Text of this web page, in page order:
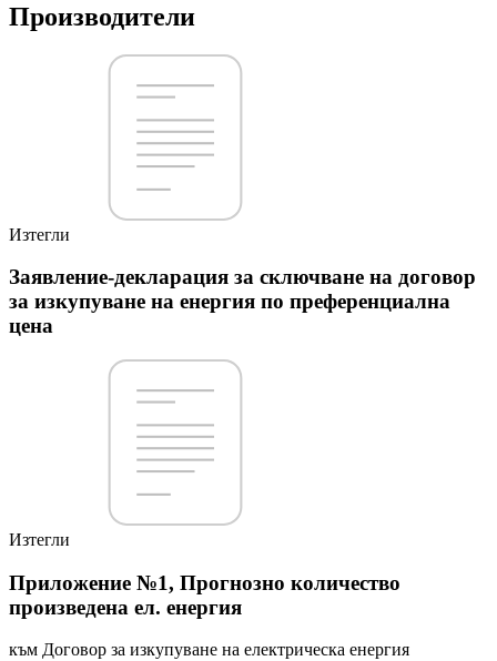
Производители
Изтегли
Заявление-декларация за сключване на договор
за изкупуване на енергия по преференциална
цена
Изтегли
Приложение №1, Прогнозно количество
произведена ел. енергия
към Договор за изкупуване на електрическа енергия